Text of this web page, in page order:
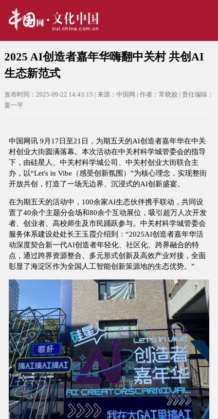
2025 AI创造者嘉年华嗨翻中关村 共创AI
生态新范式
发布时间：2025-09-22 14:43:15 | 来源：中国网 | 作者：常晓姣 | 责任编辑：
姜一平
中国网讯 9月17日至21日，为期五天的AI创造者嘉年华在中关
村创业大街圆满落幕。本次活动在中关村科学城管委会的指导
下，由硅星人、中关村科学城公司、中关村创业大街联合主
办，以“Let's in Vibe（感受创新氛围）”为核心理念，实现整街
开放共创，打造了一场无边界、沉浸式的AI创新盛宴。
在为期五天的活动中，100余家AI生态伙伴携手联动，共同设
置了40余个主题分会场和80余个互动展位，吸引超万人次开发
者、创业者、高校师生及市民踊跃参与。中关村科学城管委会
服务体系建设处处长王玉霞介绍到：“2025AI创造者嘉年华活
动深度契合新一代AI创造者年轻化、社区化、跨界融合的特
点，通过跨界资源整合、多元形式创新及高效产业对接，全面
彰显了海淀区作为全国人工智能创新策源地的生态优势。”